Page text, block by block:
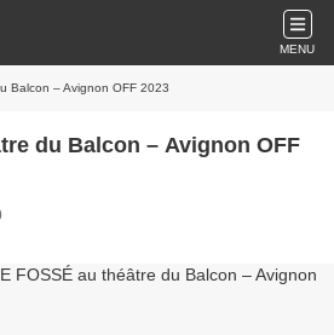
MENU
Balcon – Avignon OFF 2023
du Balcon – Avignon OFF